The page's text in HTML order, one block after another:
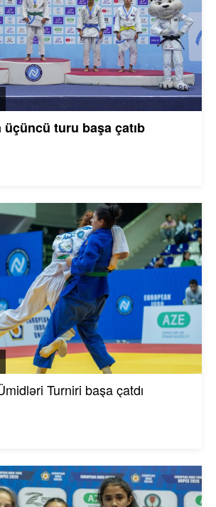
üçüncü turu başa çatıb
Turniri başa çatdı